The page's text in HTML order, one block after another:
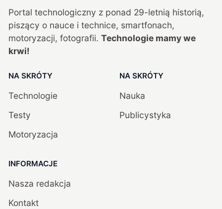
Portal technologiczny z ponad 29-letnią historią,
piszący o nauce i technice, smartfonach,
motoryzacji, fotografii. Technologie mamy we
krwi!
NA SKRÓTY
Technologie
Testy
Motoryzacja
NA SKRÓTY
Nauka
Publicystyka
INFORMACJE
Nasza redakcja
Kontakt